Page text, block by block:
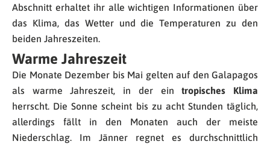
Abschnitt erhaltet ihr alle wichtigen Informationen über
das Klima, das Wetter und die Temperaturen zu den
beiden Jahreszeiten.
Warme Jahreszeit
Die Monate Dezember bis Mai gelten auf den Galapagos
als warme Jahreszeit, in der eintropisches Klima
herrscht. Die Sonne scheint bis zu acht Stunden täglich,
allerdings fällt in den Monaten auch der meiste
Niederschlag. Im Jänner regnet es durchschnittlich